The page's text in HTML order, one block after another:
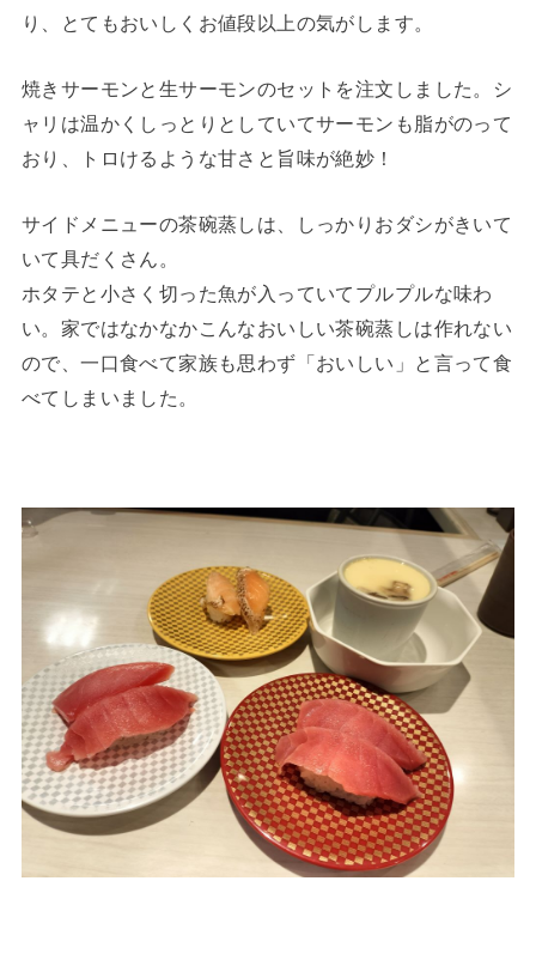
り、とてもおいしくお値段以上の気がします。
焼きサーモンと生サーモンのセットを注文しました。シ
ャリは温かくしっとりとしていてサーモンも脂がのって
おり、トロけるような甘さと旨味が絶妙！
サイドメニューの茶碗蒸しは、しっかりおダシがきいて
いて具だくさん。
ホタテと小さく切った魚が入っていてプルプルな味わ
い。家ではなかなかこんなおいしい茶碗蒸しは作れない
ので、一口食べて家族も思わず「おいしい」と言って食
べてしまいました。